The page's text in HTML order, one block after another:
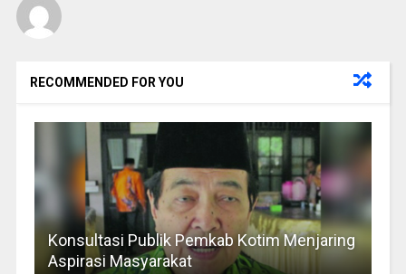
RECOMMENDED FOR YOU
Konsultasi Publik Pemkab Kotim Menjaring
Aspirasi Masyarakat